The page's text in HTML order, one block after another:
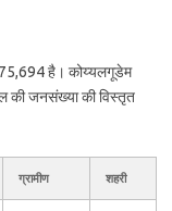
है। कोय्यलगूडेम
की जनसंख्या की विस्तृत
ग्रामीण शहरी